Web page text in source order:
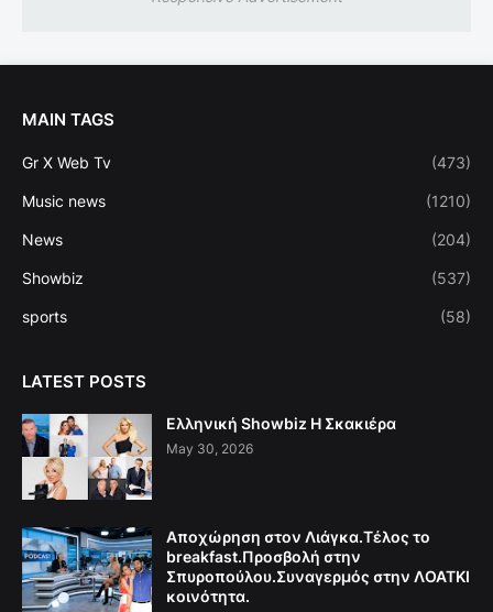
MAIN TAGS
Gr X Web Tv (473)
Music news (1210)
News (204)
Showbiz (537)
sports (58)
LATEST POSTS
Ελληνική Showbiz Η Σκακιέρα
May 30, 2026
Αποχώρηση στον Λιάγκα.Τέλος το
breakfast.Προσβολή στην
Σπυροπούλου.Συναγερμός στην ΛΟΑΤΚΙ
κοινότητα.